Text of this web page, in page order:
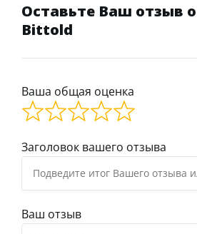
Оставьте Ваш отзыв
Bittold
Ваша общая оценка
Заголовок вашего отзыва
Ваш отзыв